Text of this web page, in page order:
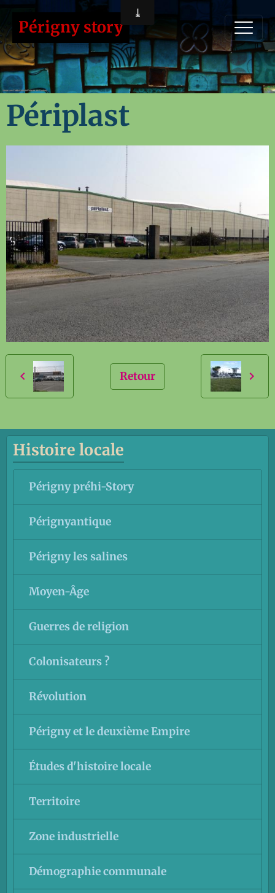
Périgny story
Périplast
Retour
Histoire locale
Périgny préhi-Story
Pérignyantique
Périgny les salines
Moyen-Âge
Guerres de religion
Colonisateurs ?
Révolution
Périgny et le deuxième Empire
Études d'histoire locale
Territoire
Zone industrielle
Démographie communale